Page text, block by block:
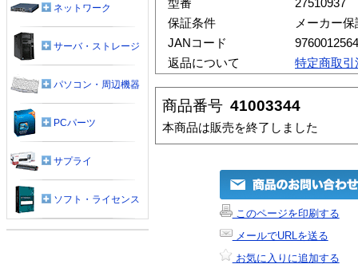
型番
27510937
保証条件
メーカー保
JANコード
返品について
特定商取
商品番号 41003344
本商品は販売を終了しました
このページを印刷する
メールでURLを送る
お気に入りに追加する
ネットワーク
サーバ・ストレージ
パソコン・周辺機器
PCパーツ
サプライ
ソフト・ライセンス